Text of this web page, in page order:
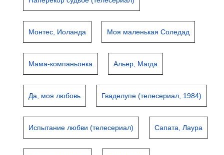
Монтес, Иоланда Моя маленькая Соледад
Мама-компаньонка Альер, Магда
Да, моя любовь Гваделупе (телесериал, 1984)
Испытание любви (телесериал) Сапата, Лаура